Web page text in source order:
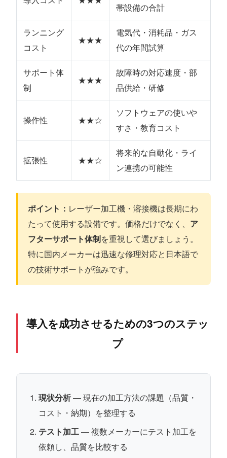
帯設備の合計
ランニング
コスト
★★★
電気代・消耗品・ガス
代の年間試算
サポート体
制
★★★
故障時の対応速度・部
品供給・研修
操作性 ★★☆
ソフトウェアの使いや
すさ・教育コスト
拡張性 ★★☆
将来的な自動化・ライ
ン連携の可能性
ポイント： レーザー加工機・溶接機は長期にわ
たって使用する設備です。価格だけでなく、 ア
フターサポート体制を重視して選びましょう。
特に国内メーカーは迅速な修理対応と日本語で
の技術サポートが強みです。
導入を成功させるための3つのステッ
プ
現状分析— 現在の加工方法の課題（品質・
コスト・納期）を整理する
テスト加工— 複数メーカーにテスト加工を
依頼し、品質を比較する